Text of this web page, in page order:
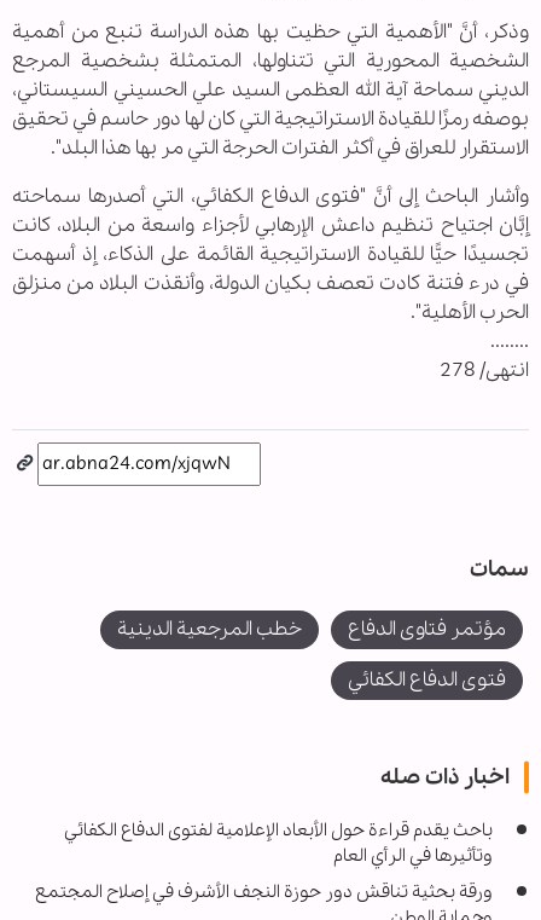
وذكر، أنَّ "الأهمية التي حظيت بها هذه الدراسة تنبع من أهمية
الشخصية المحورية التي تتناولها، المتمثلة بشخصية المرجع
الديني سماحة آية الله العظمى السيد علي الحسيني السيستاني،
بوصفه رمزًا للقيادة الاستراتيجية التي كان لها دور حاسم في تحقيق
الاستقرار للعراق في أكثر الفترات الحرجة التي مر بها هذا البلد".
وأشار الباحث إلى أنَّ "فتوى الدفاع الكفائي، التي أصدرها سماحته
إبَّان اجتياح تنظيم داعش الإرهابي لأجزاء واسعة من البلاد، كانت
تجسيدًا حيًّا للقيادة الاستراتيجية القائمة على الذكاء، إذ أسهمت
في درء فتنة كادت تعصف بكيان الدولة، وأنقذت البلاد من منزلق
الحرب الأهلية".
........
انتهى/ 278
سمات
مؤتمر فتاوى الدفاع
خطب المرجعية الدينية
فتوى الدفاع الكفائي
اخبار ذات صله
باحث يقدم قراءة حول الأبعاد الإعلامية لفتوى الدفاع الكفائي
وتأثيرها في الرأي العام
ورقة بحثية تناقش دور حوزة النجف الأشرف في إصلاح المجتمع